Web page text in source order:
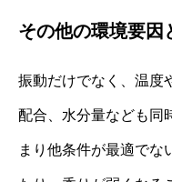
その他の環境要因
振動だけでなく、温度
配合、水分量なども同
まり他条件が最適でな